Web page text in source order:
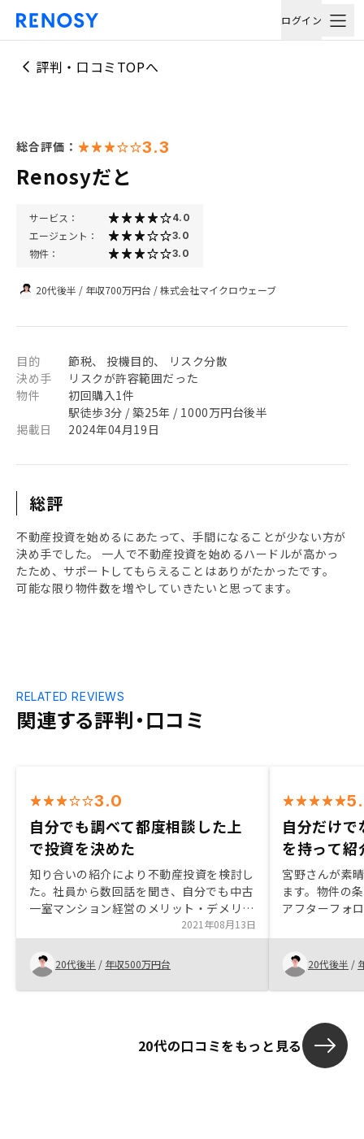
ログイン
評判・口コミTOPへ
総合評価： 3.3
Renosyだと
サービス： 4.0
エージェント： 3.0
物件： 3.0
20代後半 / 年収700万円台 /株式会社マイクロウェーブ
目的
節税、 投機目的、 リスク分散
決め手
リスクが許容範囲だった
物件
初回購入1件
駅徒歩3分 / 築25年 / 1000万円台後半
掲載日
2024年04月19日
総評
不動産投資を始めるにあたって、手間になることが少ない方が
決め手でした。 一人で不動産投資を始めるハードルが高かっ
たため、サポートしてもらえることはありがたかったです。
可能な限り物件数を増やしていきたいと思ってます。
関連する評判・口コミ
RELATED REVIEWS
3.0
自分でも調べて都度相談した上
で投資を決めた
知り合いの紹介により不動産投資を検討し
た。社員から数回話を聞き、自分でも中古
一室マンション経営のメリット・デメリッ
トを調べて都度社員に相談した上で投資を
決めた。
2021年08月13日
20代後半 / 年収500万円台
自分だけ
を持って紹
宮野さんが素
ます。物件の
アフターフォ
にも自信を持
た。また、妻
保険以外の対
ます。
20代後半 /
20代の口コミをもっと見る